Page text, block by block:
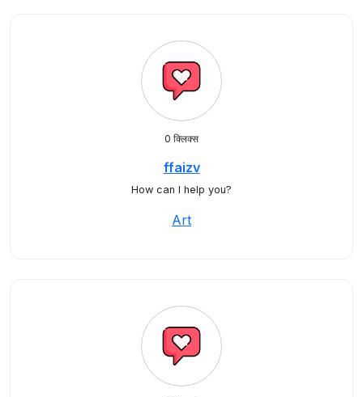
0 क्लिक्स
ffaizv
How can I help you?
Art